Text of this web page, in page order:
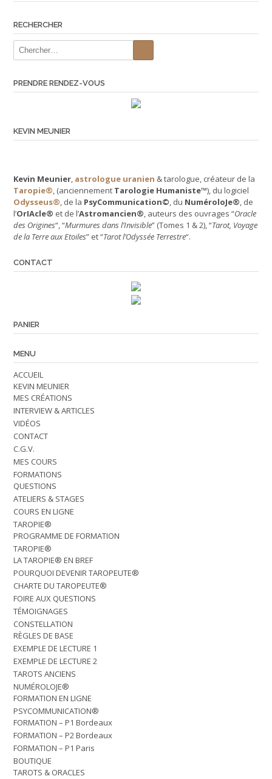
RECHERCHER
PRENDRE RENDEZ-VOUS
KEVIN MEUNIER
Kevin Meunier, astrologue uranien & tarologue, créateur de la
Taropie®, (anciennement Tarologie Humaniste™), du logiciel
Odysseus®, de la PsyCommunication©, du NuméroloJe®, de
l’OrIAcle® et de l’Astromancien®, auteurs des ouvrages “Oracle
des Origines“, “Murmures dans l’Invisible” (Tomes 1 & 2), “Tarot, Voyage
de la Terre aux Etoiles” et “Tarot l’Odyssée Terrestre“.
CONTACT
PANIER
MENU
ACCUEIL
KEVIN MEUNIER
MES CRÉATIONS
INTERVIEW & ARTICLES
VIDÉOS
CONTACT
C.G.V.
MES COURS
FORMATIONS
QUESTIONS
ATELIERS & STAGES
COURS EN LIGNE
TAROPIE®
PROGRAMME DE FORMATION
TAROPIE®
LA TAROPIE® EN BREF
POURQUOI DEVENIR TAROPEUTE®
CHARTE DU TAROPEUTE®
FOIRE AUX QUESTIONS
TÉMOIGNAGES
CONSTELLATION
RÈGLES DE BASE
EXEMPLE DE LECTURE 1
EXEMPLE DE LECTURE 2
TAROTS ANCIENS
NUMÉROLOJE®
FORMATION EN LIGNE
PSYCOMMUNICATION®
FORMATION – P1 Bordeaux
FORMATION – P2 Bordeaux
FORMATION – P1 Paris
BOUTIQUE
TAROTS & ORACLES